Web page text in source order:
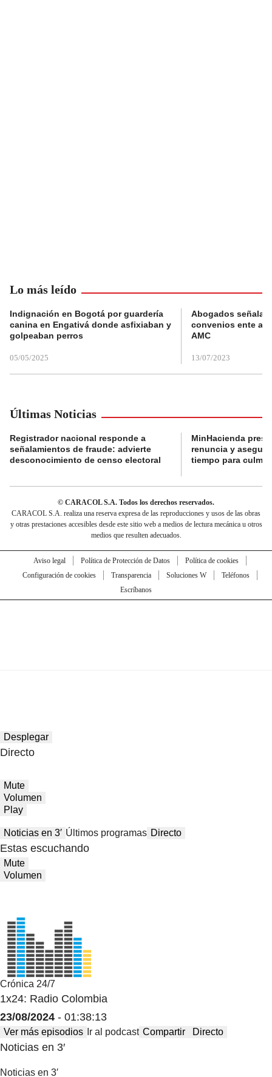
Lo más leído
Indignación en Bogotá por guardería
canina en Engativá donde asfixiaban y
golpeaban perros
05/05/2025
Abogados
convenios ente
AMC
13/07/2023
Últimas Noticias
Registrador nacional responde a
señalamientos de fraude: advierte
desconocimiento de censo electoral
MinHacienda
renuncia y
tiempo para
© CARACOL S.A. Todos los derechos reservados.
CARACOL S.A. realiza una reserva expresa de las reproducciones y usos de las obras
y otras prestaciones accesibles desde este sitio web a medios de lectura mecánica u otros
medios que resulten adecuados.
Aviso legal Política de Protección de Datos
Política de cookies
Configuración de cookies
Transparencia Soluciones W
Teléfonos
Escríbanos
Desplegar
Directo
Mute
Volumen
Play
Noticias en 3′ Últimos programas Directo
Estas escuchando
Mute
Volumen
Crónica 24/7
1x24: Radio Colombia
23/08/2024 - 01:38:13
Ver más episodios Ir al podcast Compartir Directo
Noticias en 3′
Noticias en 3′